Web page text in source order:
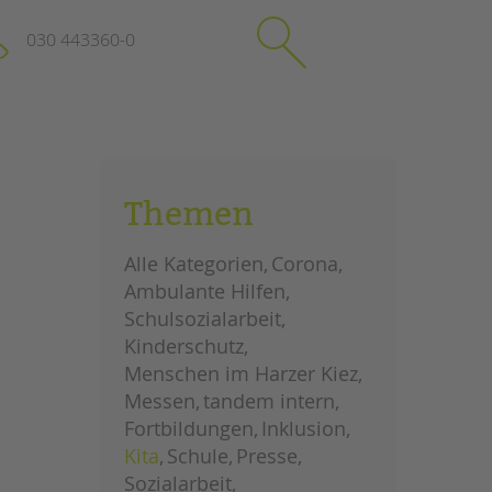
Impressum
Datenschutz
Hinweisgebersystem
Intranet
schließen
030 443360-0
SuchenThemen
Alle Kategorien Corona
Ambulante Hilfen
Schulsozialarbeit
Kinderschutz
Menschen im Harzer Kiez
Messen tandem intern
Fortbildungen Inklusion
Kita Schule Presse
Sozialarbeit